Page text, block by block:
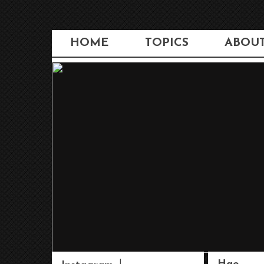
HOME TOPICS